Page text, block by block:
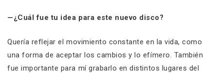
—¿Cuál fue tu idea para este nuevo disco?
Quería reflejar el movimiento constante en la vida, como
una forma de aceptar los cambios y lo efímero. También
fue importante para mí grabarlo en distintos lugares del